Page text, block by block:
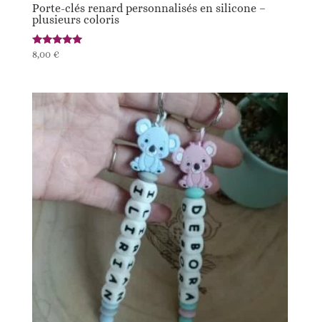
Porte-clés renard personnalisés en silicone –
plusieurs coloris
Note
5.00
8,00 €